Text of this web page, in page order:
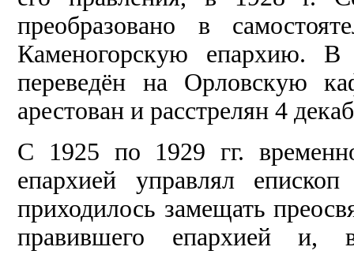
преобразовано в
Каменогорскую епархию.
переведён на Орловскую
арестован и расстрелян 4
С 1925 по 1929 гг.
епархией управлял
приходилось замещать
правившего епархией и,